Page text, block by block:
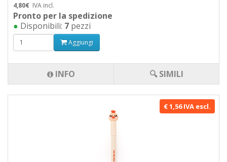
4,80€ IVA incl.
Pronto per la spedizione
● Disponibili: 7 pezzi
Aggiungi
INFO 🔍 SIMILI
€ 1,56 IVA escl.